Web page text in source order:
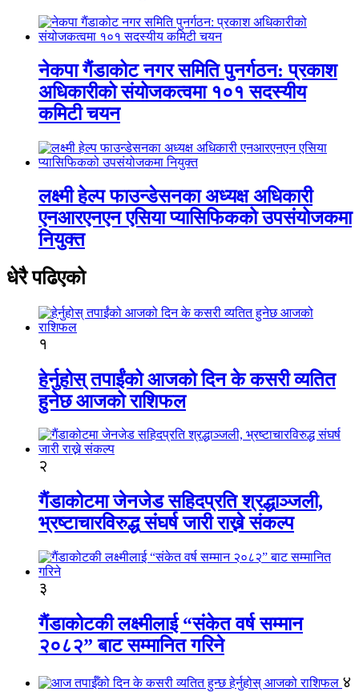
नेकपा गैंडाकोट नगर समिति पुनर्गठन: प्रकाश
अधिकारीको संयोजकत्वमा १०१ सदस्यीय
कमिटी चयन
लक्ष्मी हेल्प फाउन्डेसनका अध्यक्ष अधिकारी
एनआरएनएन एसिया प्यासिफिकको उपसंयोजकमा
नियुक्त
धेरै पढिएको
१
हेर्नुहोस् तपाईंको आजको दिन के कसरी व्यतित
हुनेछ आजको राशिफल
२
गैंडाकोटमा जेनजेड सहिदप्रति श्रद्धाञ्जली,
भ्रष्टाचारविरुद्ध संघर्ष जारी राख्ने संकल्प
३
गैंडाकोटकी लक्ष्मीलाई “संकेत वर्ष सम्मान
२०८२” बाट सम्मानित गरिने
४